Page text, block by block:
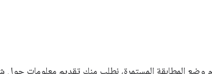
وضع المطابقة المستمرة، نطلب منك تقديم معلومات حول